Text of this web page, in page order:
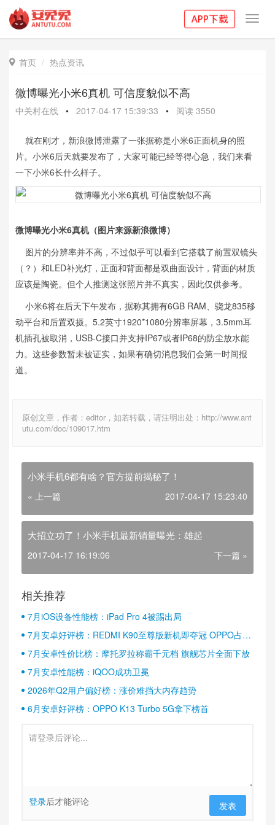
 首页 热点资讯
微博曝光小米6真机 可信度貌似不高
中关村在线 • 2017-04-17 15:39:33 • 阅读 3550
就在刚才，新浪微博泄露了一张据称是小米6正面机身的照
片。小米6后天就要发布了，大家可能已经等得心急，我们来看
一下小米6长什么样子。
微博曝光小米6真机（图片来源新浪微博）
图片的分辨率并不高，不过似乎可以看到它搭载了前置双镜头
（？）和LED补光灯，正面和背面都是双曲面设计，背面的材质
应该是陶瓷。但个人推测这张照片并不真实，因此仅供参考。
小米6将在后天下午发布，据称其拥有6GB RAM、骁龙835移
动平台和后置双摄。5.2英寸1920*1080分辨率屏幕，3.5mm耳
机插孔被取消，USB-C接口并支持IP67或者IP68的防尘放水能
力。这些参数暂未被证实，如果有确切消息我们会第一时间报
道。
原创文章，作者：editor，如若转载，请注明出处：http://www.ant
utu.com/doc/109017.htm
小米手机6都有啥？官方提前揭秘了！
« 上一篇 2017-04-17 15:23:40
大招立功了！小米手机最新销量曝光：雄起
2017-04-17 16:19:06 下一篇 »
相关推荐
7月iOS设备性能榜：iPad Pro 4被踢出局
7月安卓好评榜：REDMI K90至尊版新机即夺冠 OPPO占据
半壁江山
7月安卓性价比榜：摩托罗拉称霸千元档 旗舰芯片全面下放
7月安卓性能榜：iQOO成功卫冕
2026年Q2用户偏好榜：涨价难挡大内存趋势
6月安卓好评榜：OPPO K13 Turbo 5G拿下榜首
登录后才能评论 发表